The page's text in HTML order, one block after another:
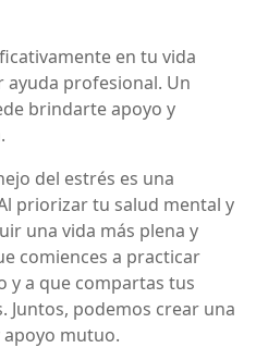
en tu vida
ayuda profesional. Un
brindarte apoyo y
del estrés es una
priorizar tu salud mental y
una vida más plena y
comiences a practicar
y a que compartas tus
Juntos, podemos crear una
mutuo.